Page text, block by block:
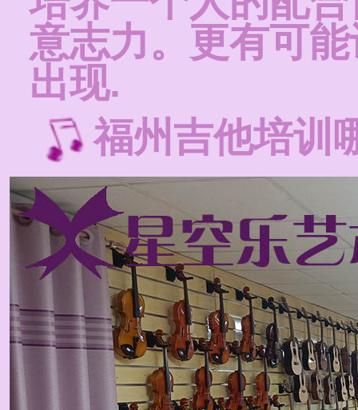
意志力。更有可
出现.
福州吉他培训